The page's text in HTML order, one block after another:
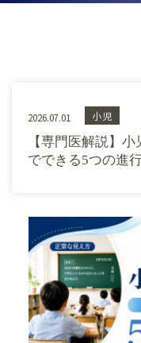
2026.07.01 小児
【専門医解説】
でできる5つの進